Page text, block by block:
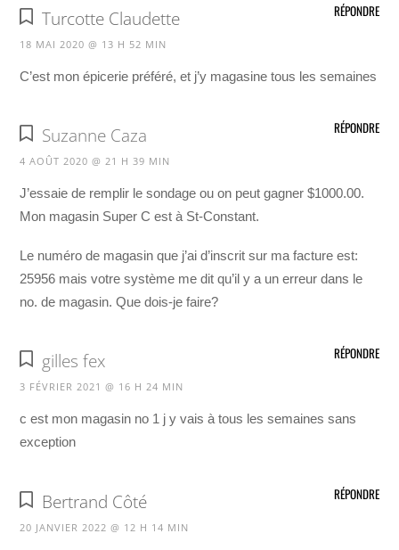
Turcotte Claudette
18 MAI 2020 @ 13 H 52 MIN
C’est mon épicerie préféré, et j’y magasine tous les semaines
RÉPONDRE
Suzanne Caza
4 AOÛT 2020 @ 21 H 39 MIN
J’essaie de remplir le sondage ou on peut gagner $1000.00.
Mon magasin Super C est à St-Constant.
Le numéro de magasin que j’ai d’inscrit sur ma facture est:
25956 mais votre système me dit qu’il y a un erreur dans le
no. de magasin. Que dois-je faire?
RÉPONDRE
gilles fex
3 FÉVRIER 2021 @ 16 H 24 MIN
c est mon magasin no 1 j y vais à tous les semaines sans
exception
RÉPONDRE
Bertrand Côté
20 JANVIER 2022 @ 12 H 14 MIN
RÉPONDRE